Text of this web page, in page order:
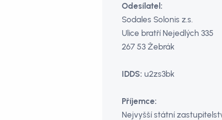
Odesílatel:
Sodales Solonis z.s.
Ulice bratří Nejedlých 335
267 53 Žebrák
IDDS: u2zs3bk
Příjemce:
Nejvyšší státní